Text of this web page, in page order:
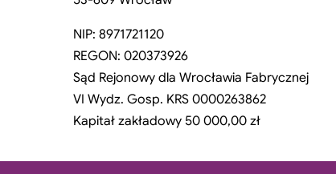
NIP: 8971721120
REGON: 020373926
Sąd Rejonowy dla Wrocławia Fabrycznej
VI Wydz. Gosp. KRS 0000263862
Kapitał zakładowy 50 000,00 zł